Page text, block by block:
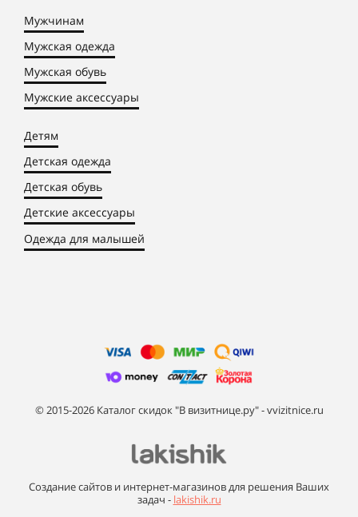
Мужчинам
Мужская одежда
Мужская обувь
Мужские аксессуары
Детям
Детская одежда
Детская обувь
Детские аксессуары
Одежда для малышей
© 2015-2026 Каталог скидок "В визитнице.ру" - vvizitnice.ru
Создание сайтов и интернет-магазинов для решения Ваших
задач - lakishik.ru